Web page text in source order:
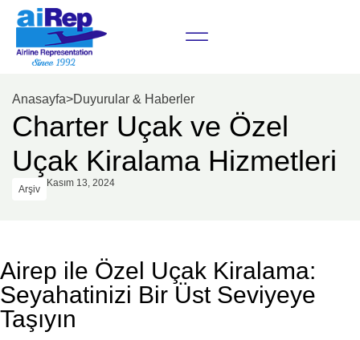
Anasayfa>Duyurular & Haberler
Charter Uçak ve Özel
Uçak Kiralama Hizmetleri
Arşiv
Kasım 13, 2024
Airep ile Özel Uçak Kiralama:
Seyahatinizi Bir Üst Seviyeye
Taşıyın